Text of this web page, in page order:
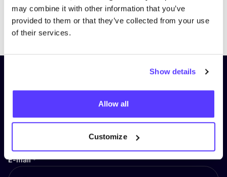
may combine it with other information that you’ve
provided to them or that they’ve collected from your use
of their services.
Show details
Allow all
Customize
PreviousNext
Schrijf je in op onze nieuwsbrief
en blijf op de hoogte!
Voornaam*
E-mail*